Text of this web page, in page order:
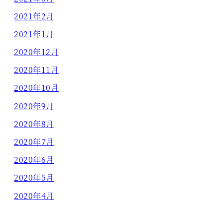
2021年2月
2021年1月
2020年12月
2020年11月
2020年10月
2020年9月
2020年8月
2020年7月
2020年6月
2020年5月
2020年4月